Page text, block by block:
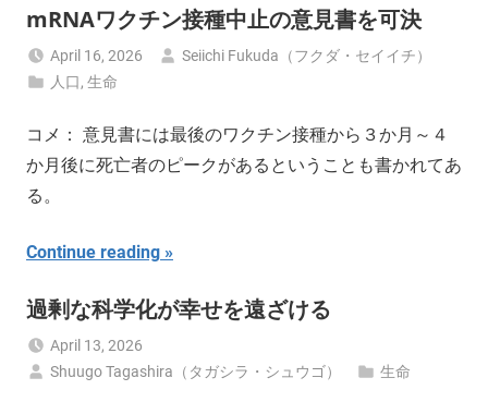
mRNAワクチン接種中止の意見書を可決
April 16, 2026
Seiichi Fukuda（フクダ・セイイチ）
人口,生命
コメ： 意見書には最後のワクチン接種から３か月～４
か月後に死亡者のピークがあるということも書かれてあ
る。
Continue reading
過剰な科学化が幸せを遠ざける
April 13, 2026
Shuugo Tagashira（タガシラ・シュウゴ）
生命